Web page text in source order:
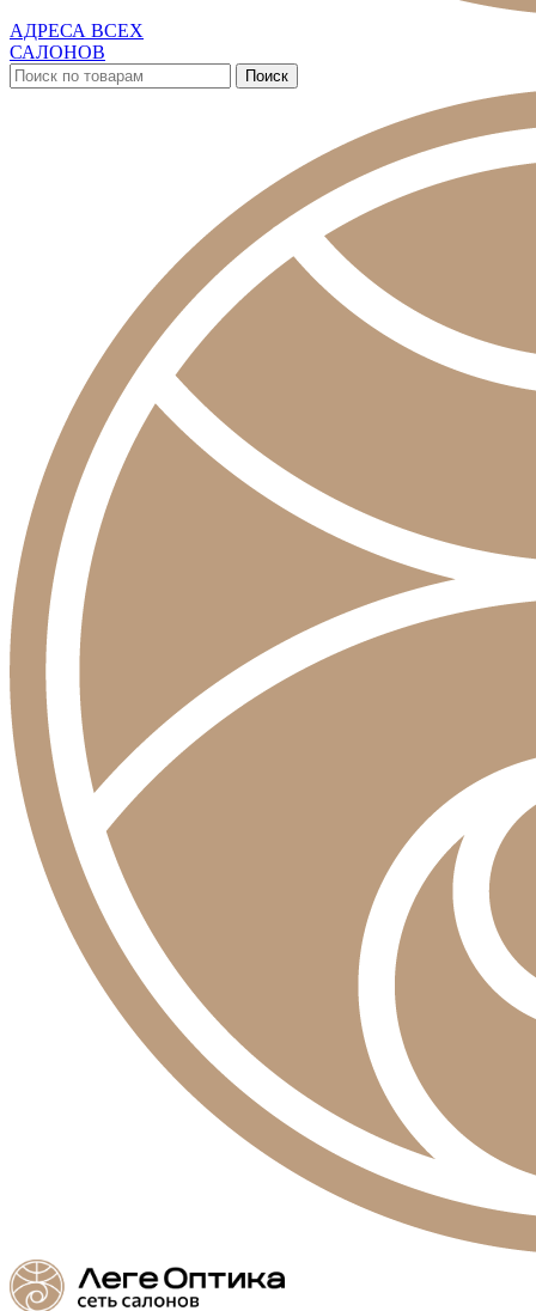
АДРЕСА ВСЕХ
САЛОНОВ